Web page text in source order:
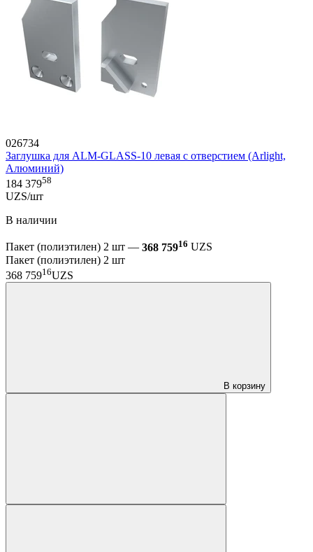
026734
Заглушка для ALM-GLASS-10 левая с отверстием (Arlight,
Алюминий)
184 37958
UZS/шт
В наличии
Пакет (полиэтилен) 2 шт — 368 75916 UZS
Пакет (полиэтилен) 2 шт
368 75916UZS
В корзину